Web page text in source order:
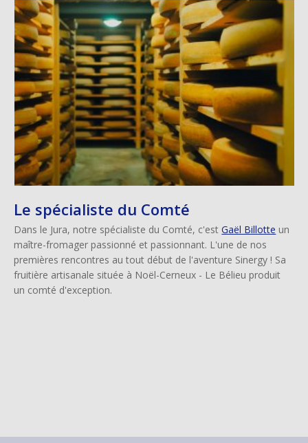
Le spécialiste du Comté
Dans le Jura, notre spécialiste du Comté, c'estGaël Billotte un
maître-fromager passionné et passionnant. L'une de nos
premières rencontres au tout début de l'aventure Sinergy ! Sa
fruitière artisanale située à Noël-Cerneux - Le Bélieu produit
un comté d'exception.